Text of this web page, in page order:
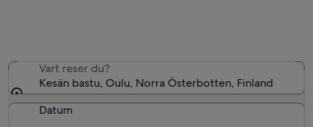
Vart reser du?
Kesän bastu, Oulu, Norra Österbotten, Finland
Datum